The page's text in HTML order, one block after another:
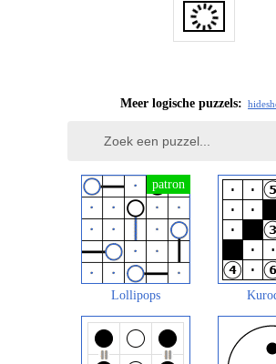
Meer logische puzzels: hide
Lollipops